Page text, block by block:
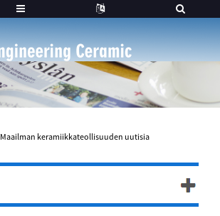
Maailman keramiikkateollisuuden uutisia